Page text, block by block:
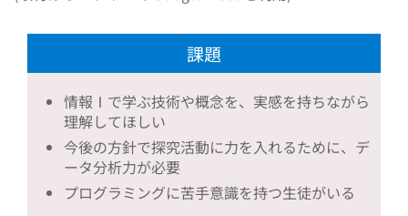
課題
情報Ⅰで学ぶ技術や概念を、実感を持ちながら
理解してほしい
今後の方針で探究活動に力を入れるために、デ
ータ分析力が必要
プログラミングに苦手意識を持つ生徒がいる